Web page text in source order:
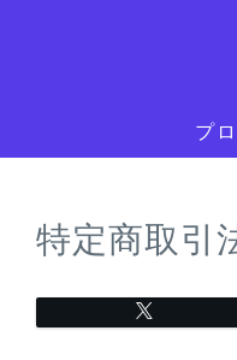
プ
特定商取引